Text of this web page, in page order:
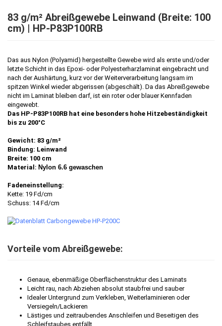
83 g/m² Abreißgewebe Leinwand (Breite: 100
cm) | HP-P83P100RB
Das aus Nylon (Polyamid) hergestellte Gewebe wird als erste und/oder
letzte Schicht in das Epoxi- oder Polyesterharzlaminat eingebracht und
nach der Aushärtung, kurz vor der Weiterverarbeitung langsam im
spitzen Winkel wieder abgerissen (abgeschält). Da das Abreißgewebe
nicht im Laminat bleiben darf, ist ein roter oder blauer Kennfaden
eingewebt.
Das HP-P83P100RB hat eine besonders hohe Hitzebeständigkeit
bis zu 200°C​
Gewicht: 83 g/m²
Bindung: Leinwand
Breite: 100 cm
Material: Nylon 6.6 gewaschen
Fadeneinstellung:
Kette: 19 Fd/cm
Schuss: 14 Fd/cm
Vorteile vom Abreißgewebe:
Genaue, ebenmäßige Oberflächenstruktur des Laminats
Leicht rau, nach Abziehen absolut staubfrei und sauber
Idealer Untergrund zum Verkleben, Weiterlaminieren oder
Versiegeln/Lackieren
Lästiges und zeitraubendes Anschleifen und Beseitigen des
Schleifstaubes entfällt